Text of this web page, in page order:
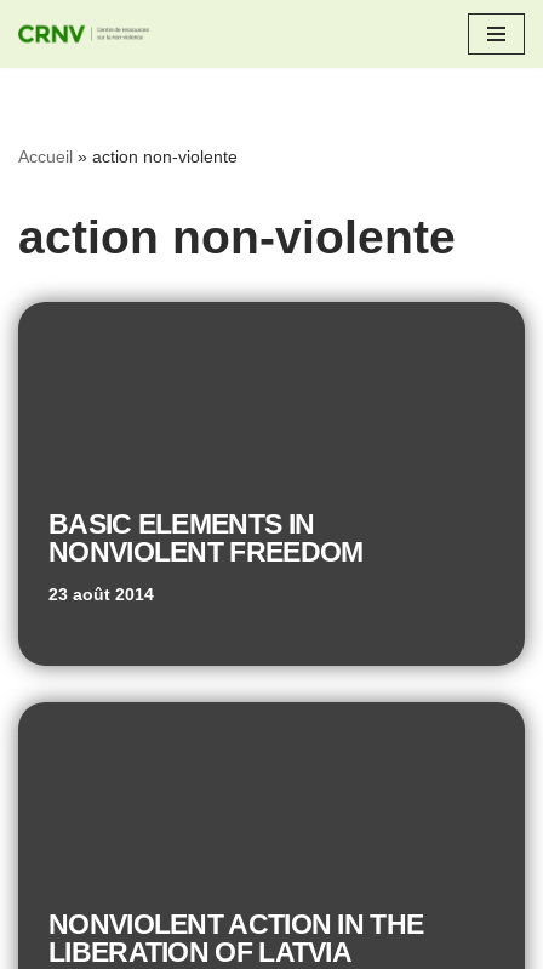
Aller
Accueil » action non-violente
action non-violente
BASIC ELEMENTS IN
NONVIOLENT FREEDOM
23 août 2014
NONVIOLENT ACTION IN THE
LIBERATION OF LATVIA